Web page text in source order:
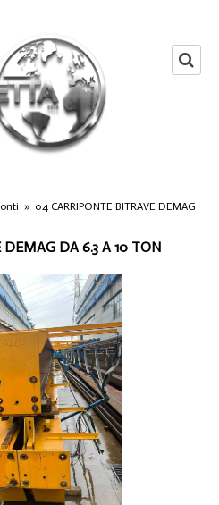
» 04 CARRIPONTE BITRAVE DEMAG
DA 6.3 A 10 TON